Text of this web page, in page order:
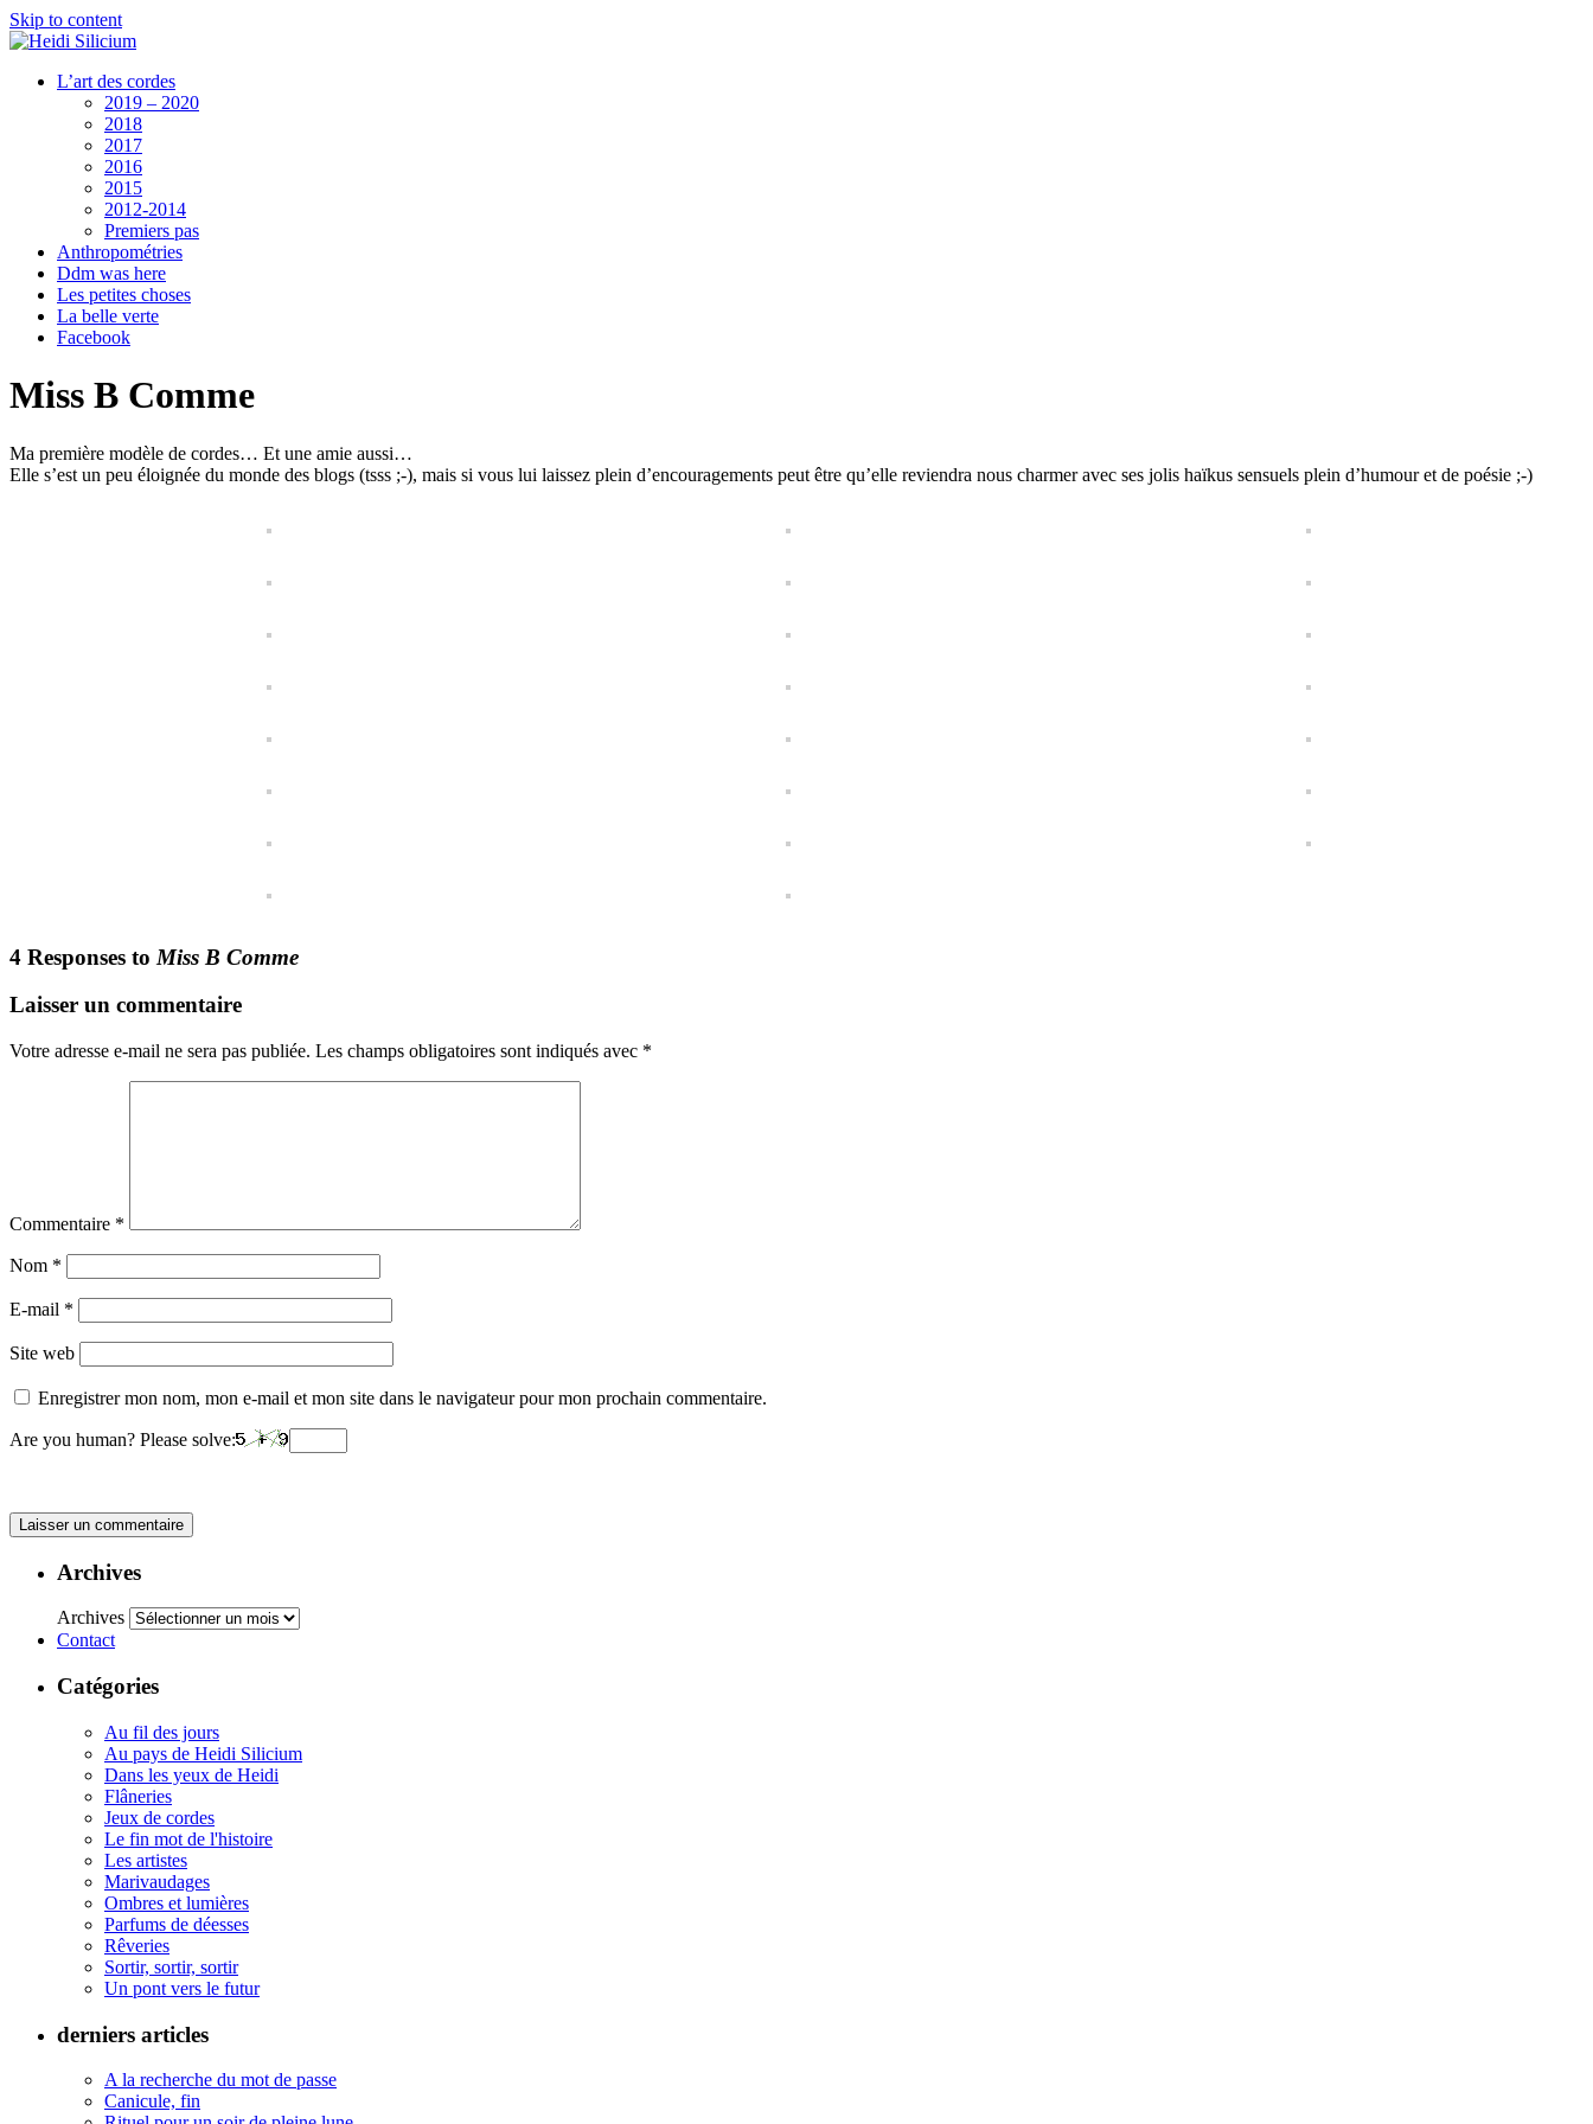
Skip to content
L’art des cordes
2019 – 2020
2018
2017
2016
2015
2012-2014
Premiers pas
Anthropométries
Ddm was here
Les petites choses
La belle verte
Facebook
Miss B Comme
Ma première modèle de cordes… Et une amie aussi…
Elle s’est un peu éloignée du monde des blogs (tsss ;-), mais si vous lui laissez plein d’encouragements peut être qu’elle reviendra nous charmer avec ses jolis haïkus sensuels plein d’humour et de poésie ;-)
4 Responses to Miss B Comme
Laisser un commentaire
Votre adresse e-mail ne sera pas publiée. Les champs obligatoires sont indiqués avec *
Commentaire *
Nom *
E-mail *
Site web
Enregistrer mon nom, mon e-mail et mon site dans le navigateur pour mon prochain commentaire.
Are you human? Please solve:
Archives
Archives
Contact
Catégories
Au fil des jours
Au pays de Heidi Silicium
Dans les yeux de Heidi
Flâneries
Jeux de cordes
Le fin mot de l'histoire
Les artistes
Marivaudages
Ombres et lumières
Parfums de déesses
Rêveries
Sortir, sortir, sortir
Un pont vers le futur
derniers articles
A la recherche du mot de passe
Canicule, fin